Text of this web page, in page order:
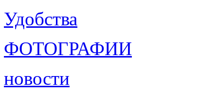
Удобства
ФОТОГРАФИИ
новости